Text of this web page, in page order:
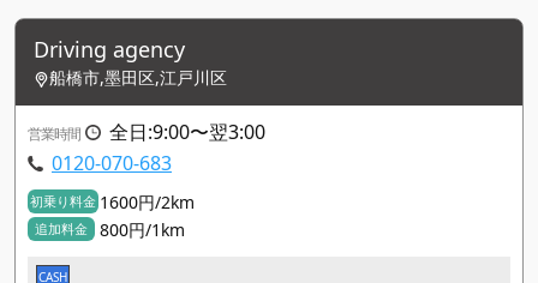
Driving agency
船橋市,墨田区,江戸川区
営業時間
全日:9:00〜翌3:00
0120-070-683
初乗り料金 1600円/2km
追加料金 800円/1km
CASH